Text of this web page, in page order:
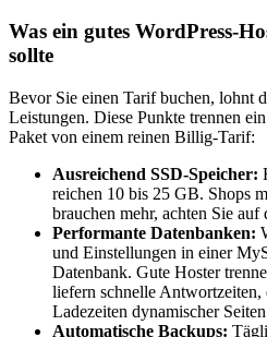
Was ein gutes WordPress-
sollte
Bevor Sie einen Tarif buchen, lohnt
Leistungen. Diese Punkte trennen
Paket von einem reinen Billig-Tarif:
Ausreichend SSD-Speicher:
reichen 10 bis 25 GB. Shops
brauchen mehr, achten Sie
Performante Datenbanken:
und Einstellungen in einer
Datenbank. Gute Hoster
liefern schnelle Antwortzeiten,
Ladezeiten dynamischer
Automatische Backups: